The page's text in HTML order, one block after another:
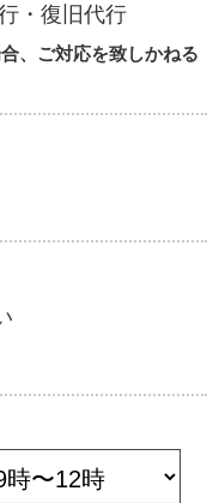
・復旧代行
、ご対応を致しかねる